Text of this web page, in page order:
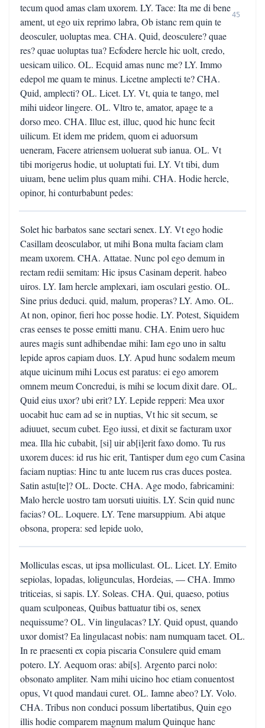
tecum quod amas clam uxorem. LY. Tace: Ita me di bene
ament, ut ego uix reprimo labra, Ob istanc rem quin te
deosculer, uoluptas mea. CHA. Quid, deosculere? quae
res? quae uoluptas tua? Ecfodere hercle hic uolt, credo,
uesicam uilico. OL. Ecquid amas nunc me? LY. Immo
edepol me quam te minus. Licetne amplecti te? CHA.
Quid, amplecti? OL. Licet. LY. Vt, quia te tango, mel
mihi uideor lingere. OL. Vltro te, amator, apage te a
dorso meo. CHA. Illuc est, illuc, quod hic hunc fecit
uilicum. Et idem me pridem, quom ei aduorsum
ueneram, Facere atriensem uoluerat sub ianua. OL. Vt
tibi morigerus hodie, ut uoluptati fui. LY. Vt tibi, dum
uiuam, bene uelim plus quam mihi. CHA. Hodie hercle,
opinor, hi conturbabunt pedes:
45
Solet hic barbatos sane sectari senex. LY. Vt ego hodie
Casillam deosculabor, ut mihi Bona multa faciam clam
meam uxorem. CHA. Attatae. Nunc pol ego demum in
rectam redii semitam: Hic ipsus Casinam deperit. habeo
uiros. LY. Iam hercle amplexari, iam osculari gestio. OL.
Sine prius deduci. quid, malum, properas? LY. Amo. OL.
At non, opinor, fieri hoc posse hodie. LY. Potest, Siquidem
cras eenses te posse emitti manu. CHA. Enim uero huc
aures magis sunt adhibendae mihi: Iam ego uno in saltu
lepide apros capiam duos. LY. Apud hunc sodalem meum
atque uicinum mihi Locus est paratus: ei ego amorem
omnem meum Concredui, is mihi se locum dixit dare. OL.
Quid eius uxor? ubi erit? LY. Lepide repperi: Mea uxor
uocabit huc eam ad se in nuptias, Vt hic sit secum, se
adiuuet, secum cubet. Ego iussi, et dixit se facturam uxor
mea. Illa hic cubabit, [si] uir ab[i]erit faxo domo. Tu rus
uxorem duces: id rus hic erit, Tantisper dum ego cum Casina
faciam nuptias: Hinc tu ante lucem rus cras duces postea.
Satin astu[te]? OL. Docte. CHA. Age modo, fabricamini:
Malo hercle uostro tam uorsuti uiuitis. LY. Scin quid nunc
facias? OL. Loquere. LY. Tene marsuppium. Abi atque
obsona, propera: sed lepide uolo,
Molliculas escas, ut ipsa molliculast. OL. Licet. LY. Emito
sepiolas, lopadas, loligunculas, Hordeias, — CHA. Immo
triticeias, si sapis. LY. Soleas. CHA. Qui, quaeso, potius
quam sculponeas, Quibus battuatur tibi os, senex
nequissume? OL. Vin lingulacas? LY. Quid opust, quando
uxor domist? Ea lingulacast nobis: nam numquam tacet. OL.
In re praesenti ex copia piscaria Consulere quid emam
potero. LY. Aequom oras: abi[s]. Argento parci nolo:
obsonato ampliter. Nam mihi uicino hoc etiam conuentost
opus, Vt quod mandaui curet. OL. Iamne abeo? LY. Volo.
CHA. Tribus non conduci possum libertatibus, Quin ego
illis hodie comparem magnum malum Quinque hanc